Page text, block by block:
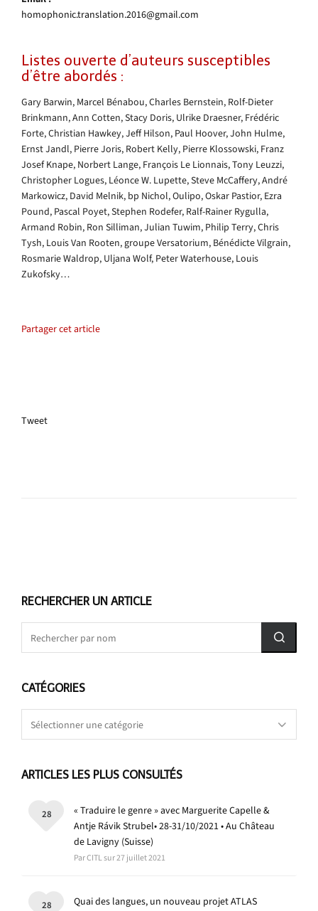
homophonic.translation.2016@gmail.com
Listes ouverte d’auteurs susceptibles
d’être abordés :
Gary Barwin, Marcel Bénabou, Charles Bernstein, Rolf-Dieter
Brinkmann, Ann Cotten, Stacy Doris, Ulrike Draesner, Frédéric
Forte, Christian Hawkey, Jeff Hilson, Paul Hoover, John Hulme,
Ernst Jandl, Pierre Joris, Robert Kelly, Pierre Klossowski, Franz
Josef Knape, Norbert Lange, François Le Lionnais, Tony Leuzzi,
Christopher Logues, Léonce W. Lupette, Steve McCaffery, André
Markowicz, David Melnik, bp Nichol, Oulipo, Oskar Pastior, Ezra
Pound, Pascal Poyet, Stephen Rodefer, Ralf-Rainer Rygulla,
Armand Robin, Ron Silliman, Julian Tuwim, Philip Terry, Chris
Tysh, Louis Van Rooten, groupe Versatorium, Bénédicte Vilgrain,
Rosmarie Waldrop, Uljana Wolf, Peter Waterhouse, Louis
Zukofsky…
Partager cet article
Tweet
RECHERCHER UN ARTICLE
CATÉGORIES
ARTICLES LES PLUS CONSULTÉS
« Traduire le genre » avec Marguerite Capelle &
Antje Rávik Strubel• 28-31/10/2021 • Au Château
de Lavigny (Suisse)
Par CITL sur 27 juillet 2021
28
Quai des langues, un nouveau projet ATLAS
28